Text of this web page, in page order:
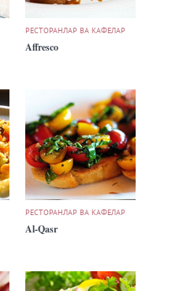
РЕСТОРАНЛАР ВА КАФЕЛАР
Affresco
РЕСТОРАНЛАР ВА КАФЕЛАР
Al-Qasr